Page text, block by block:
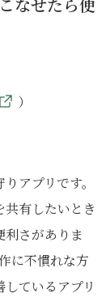
）
アプリです。
有したいとき
さがありま
に不慣れな方
ているアプリ